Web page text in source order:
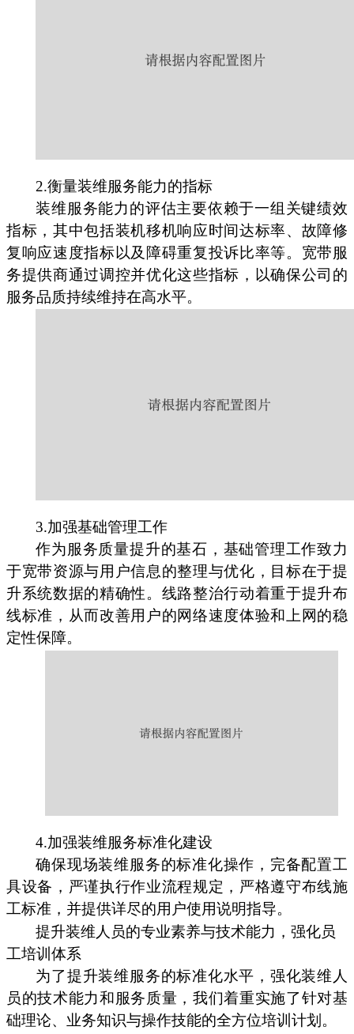
2.衡量装维服务能力的指标
装维服务能力的评估主要依赖于一组关键绩效
指标，其中包括装机移机响应时间达标率、故障修
复响应速度指标以及障碍重复投诉比率等。宽带服
务提供商通过调控并优化这些指标，以确保公司的
服务品质持续维持在高水平。
3.加强基础管理工作
作为服务质量提升的基石，基础管理工作致力
于宽带资源与用户信息的整理与优化，目标在于提
升系统数据的精确性。线路整治行动着重于提升布
线标准，从而改善用户的网络速度体验和上网的稳
定性保障。
4.加强装维服务标准化建设
确保现场装维服务的标准化操作，完备配置工
具设备，严谨执行作业流程规定，严格遵守布线施
工标准，并提供详尽的用户使用说明指导。
提升装维人员的专业素养与技术能力，强化员
工培训体系
为了提升装维服务的标准化水平，强化装维人
员的技术能力和服务质量，我们着重实施了针对基
础理论、业务知识与操作技能的全方位培训计划。